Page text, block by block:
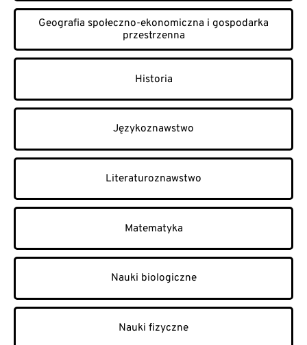
Geografia społeczno-ekonomiczna i gospodarka
przestrzenna
Historia
Językoznawstwo
Literaturoznawstwo
Matematyka
Nauki biologiczne
Nauki fizyczne